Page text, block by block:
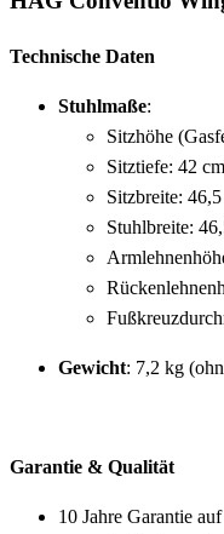
Technische Daten
Stuhlmaße:
Sitzhöhe
Sitztiefe: 42 cm
Sitzbreite:
Stuhlbreite:
Gewicht: 7,2 kg
Garantie & Qualität
10 Jahre Garantie